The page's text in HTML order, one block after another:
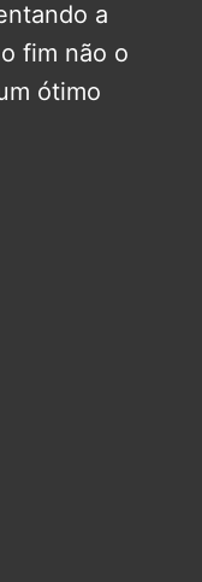
a
fim não o
ótimo